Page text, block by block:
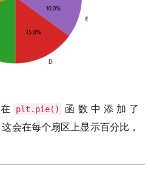
plt.pie() 函数中添加了
会在每个扇区上显示百分比，